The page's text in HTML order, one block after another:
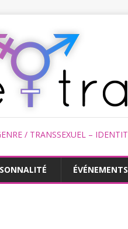
/ TRANSSEXUEL –
ÉVÉNEMENTS